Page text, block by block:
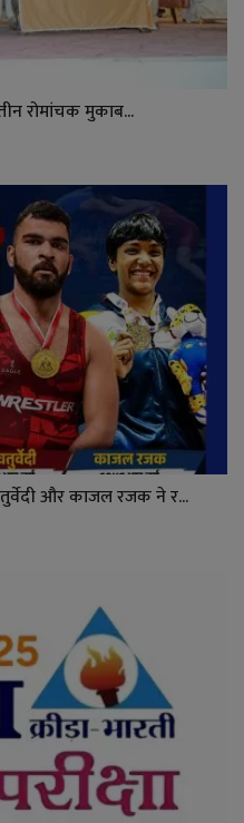
रोमांचक मुकाब...
और काजल रजक ने र...